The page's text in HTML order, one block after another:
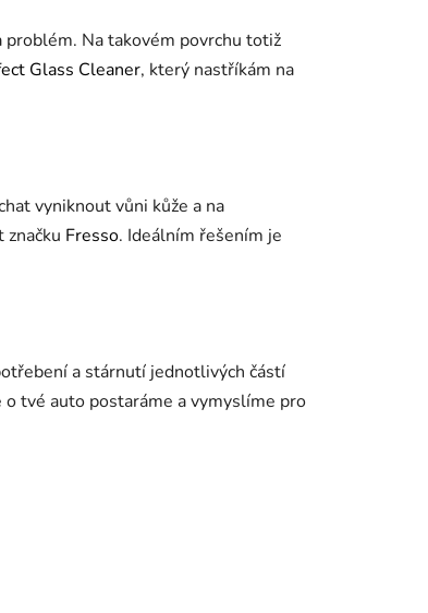
Na takovém povrchu totiž
Glass Cleaner, který nastříkám na
vyniknout vůni kůže a na
Fresso. Ideálním řešením je
a stárnutí jednotlivých částí
o tvé auto postaráme a vymyslíme pro